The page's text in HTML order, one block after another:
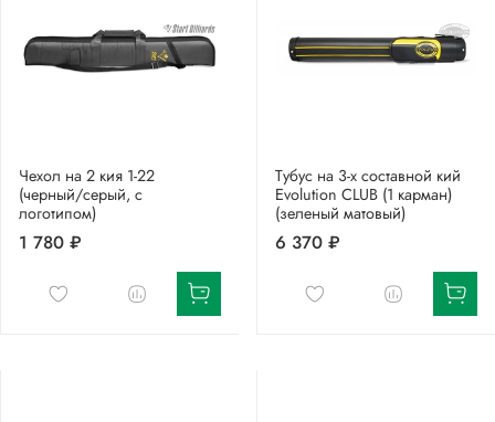
Чехол на 2 кия 1-22
(черный/серый, с
логотипом)
1 780 ₽
Тубус на 3-х составной кий
Evolution CLUB (1 карман)
(зеленый матовый)
6 370 ₽